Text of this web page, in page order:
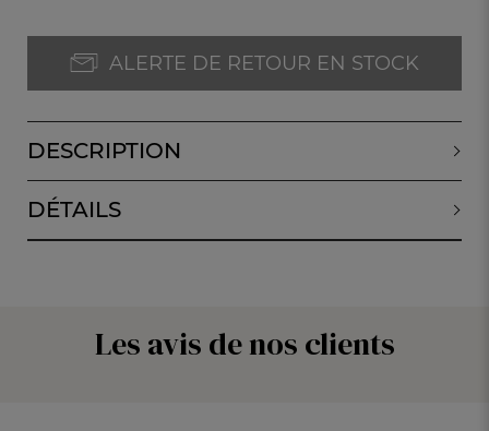
ALERTE DE RETOUR EN STOCK
DESCRIPTION
DÉTAILS
Les avis de nos clients